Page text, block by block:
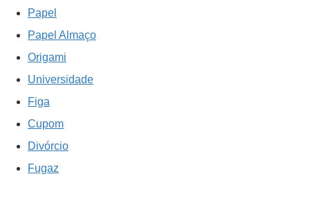
Papel
Papel Almaço
Origami
Universidade
Figa
Cupom
Divórcio
Fugaz